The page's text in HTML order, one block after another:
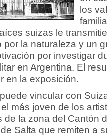
los
suizas le
por la naturaleza y un
por investigar
en Argentina. El
en la exposición.
vincular con
más joven de los
de la zona del Cantón
Salta que remiten a